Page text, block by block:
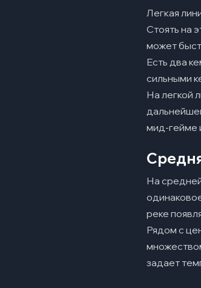
Легкая
Стоять на
может
Есть два
сильными
На легкой
мид-гейме
На
реке
Рядом с
задает